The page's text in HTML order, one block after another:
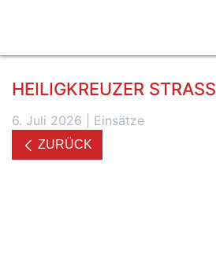
HEILIGKREUZER STRASSE
6. Juli 2026 Einsätze
ZURÜCK